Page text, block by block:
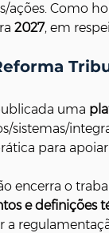
ações. Como
2027, em
uma
sistemas/
para
encerra o
e definições
a